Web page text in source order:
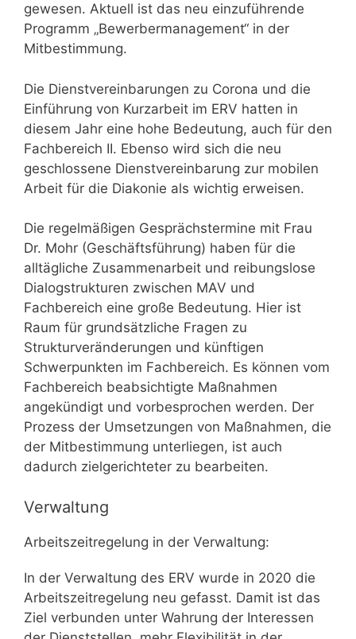
gewesen. Aktuell ist das neu einzuführende
Programm „Bewerbermanagement“ in der
Mitbestimmung.
Die Dienstvereinbarungen zu Corona und die
Einführung von Kurzarbeit im ERV hatten in
diesem Jahr eine hohe Bedeutung, auch für den
Fachbereich II. Ebenso wird sich die neu
geschlossene Dienstvereinbarung zur mobilen
Arbeit für die Diakonie als wichtig erweisen.
Die regelmäßigen Gesprächstermine mit Frau
Dr. Mohr (Geschäftsführung) haben für die
alltägliche Zusammenarbeit und reibungslose
Dialogstrukturen zwischen MAV und
Fachbereich eine große Bedeutung. Hier ist
Raum für grundsätzliche Fragen zu
Strukturveränderungen und künftigen
Schwerpunkten im Fachbereich. Es können vom
Fachbereich beabsichtigte Maßnahmen
angekündigt und vorbesprochen werden. Der
Prozess der Umsetzungen von Maßnahmen, die
der Mitbestimmung unterliegen, ist auch
dadurch zielgerichteter zu bearbeiten.
Verwaltung
Arbeitszeitregelung in der Verwaltung:
In der Verwaltung des ERV wurde in 2020 die
Arbeitszeitregelung neu gefasst. Damit ist das
Ziel verbunden unter Wahrung der Interessen